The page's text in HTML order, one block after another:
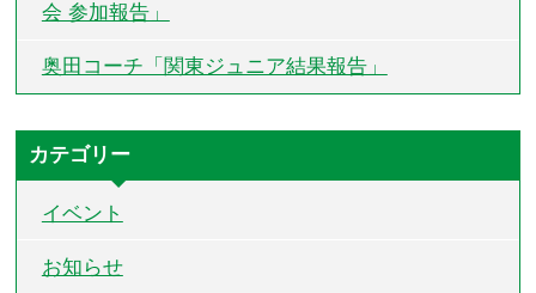
会 参加報告」
奥田コーチ「関東ジュニア結果報告」
カテゴリー
イベント
お知らせ